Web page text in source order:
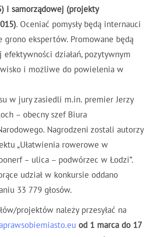
i samorządowej (projekty
. Oceniać pomysły będą internauci
grono ekspertów. Promowane będą
działań, pozytywnym
i możliwe do powielenia w
w jury zasiedli m.in. premier Jerzy
– obecny szef Biura
Nagrodzeni zostali autorzy
„Ułatwienia rowerowe w
– ulica – podwórzec w Łodzi”.
udział w konkursie oddano
33 779 głosów.
projektów należy przesyłać na
od 1 marca do 17